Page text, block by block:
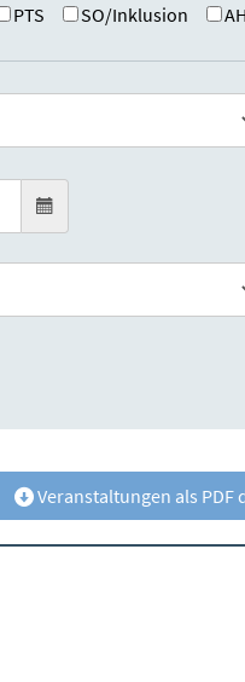
PTS SO/Inklusion
Veranstaltungen als PDF